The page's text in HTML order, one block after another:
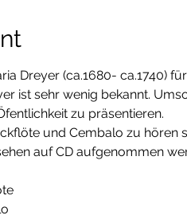
Dreyer (ca.1680- ca.1740)
ist sehr wenig bekannt.
zu präsentieren.
und Cembalo zu hören
auf CD aufgenommen